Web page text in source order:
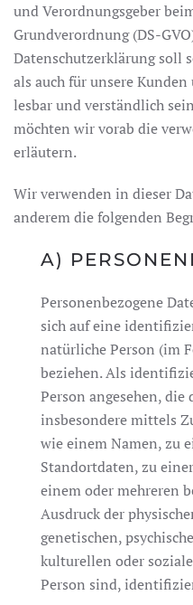
und Verordnungsgeber
Grundverordnung (DS-
Datenschutzerklärung soll
als auch für unsere
lesbar und verständlich
möchten wir vorab die
erläutern.
Wir verwenden in dieser
anderem die folgenden
A)
Personenbezogene
sich auf eine
natürliche Person (im
beziehen. Als
Person angesehen,
insbesondere mittels
wie einem Namen, zu
Standortdaten, zu
einem oder mehreren
Ausdruck der
genetischen,
kulturellen oder
Person sind,